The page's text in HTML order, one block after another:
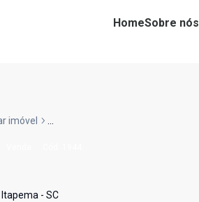
HomeSobre nós
imóvel ...
- SC